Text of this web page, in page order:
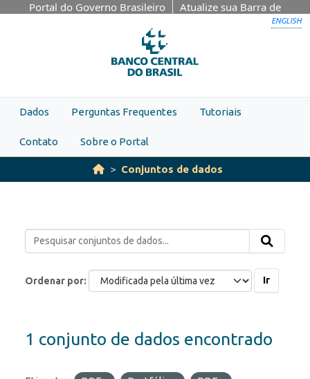
Skip to main content
Portal do Governo Brasileiro
Atualize sua Barra de
ENGLISH
Dados Perguntas Frequentes Tutoriais
Contato Sobre o Portal
Conjuntos de dados
Ordenar por Ir
1 conjunto de dados encontrado